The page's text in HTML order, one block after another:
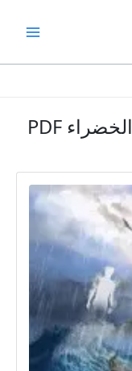
قراءة الطريق إلى الجزيرة الخضراء PDF